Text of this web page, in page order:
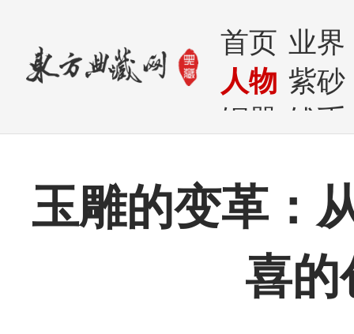
首页 业界
人物 紫砂
铜器
钱币
玉雕的变革：
喜的